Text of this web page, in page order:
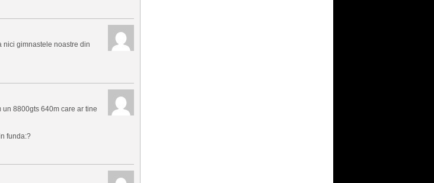
nici gimnastele noastre din
8800gts 640m care ar tine
funda:?